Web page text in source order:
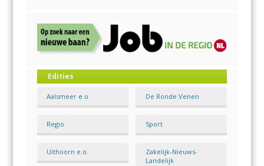
Edities
Aalsmeer e.o. De Ronde Venen
Regio Sport
Uithoorn e.o.
Zakelijk-Nieuws-
Landelijk